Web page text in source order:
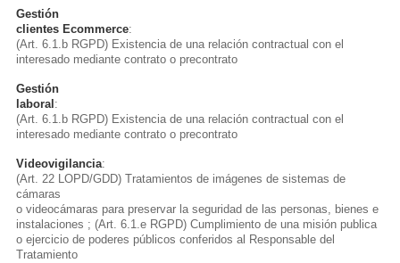
Gestión
clientes Ecommerce:
(Art. 6.1.b RGPD) Existencia de una relación contractual con el
interesado mediante contrato o precontrato
Gestión
laboral :
(Art. 6.1.b RGPD) Existencia de una relación contractual con el
interesado mediante contrato o precontrato
Videovigilancia:
(Art. 22 LOPD/GDD) Tratamientos de imágenes de sistemas de
cámaras
o videocámaras para preservar la seguridad de las personas, bienes e
instalaciones ; (Art. 6.1.e RGPD) Cumplimiento de una misión publica
o ejercicio de poderes públicos conferidos al Responsable del
Tratamiento